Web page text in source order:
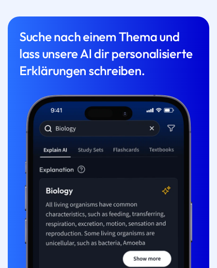
Suche nach einem Thema und
lass unsere AI dir personalisierte
Erklärungen schreiben.